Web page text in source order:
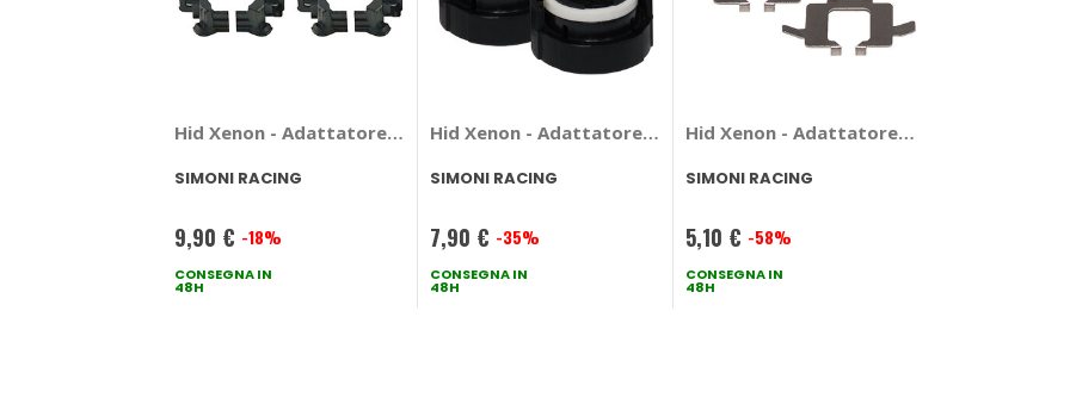
Hid Xenon - Adattatore portalampada Citroen - SIMONI RACING
SIMONI RACING
Prezzo
speciale
9,90 € -18%
CONSEGNA IN
48H
SIMONI RACING
Prezzo
speciale
7,90 € -35%
CONSEGNA IN
48H
Hid Xenon - Adattatore portalampada Bmw
SIMONI RACING
Prezzo
speciale
5,10 € -58%
CONSEGNA IN
48H